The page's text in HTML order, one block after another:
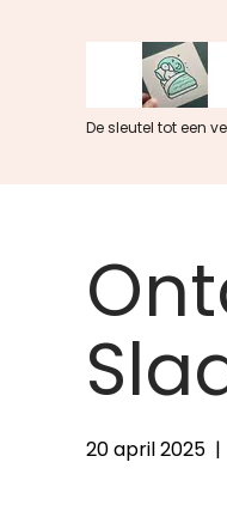
De sleutel tot een
20 april 2025 |